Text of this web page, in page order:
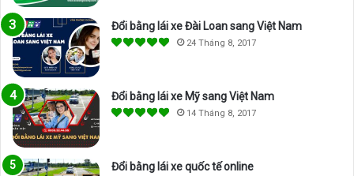
Đổi bằng lái xe Đài Loan sang Việt Nam
24 Tháng 8, 2017
Đổi bằng lái xe Mỹ sang Việt Nam
14 Tháng 8, 2017
Đổi bằng lái xe quốc tế online